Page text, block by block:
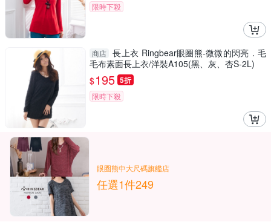
限時下殺
商店 長上衣 Ringbear眼圈熊-微微的閃亮．毛
毛布素面長上衣/洋裝A105(黑、灰、杏S-2L)
$195 5折
限時下殺
眼圈熊中大尺碼旗艦店
任選1件249